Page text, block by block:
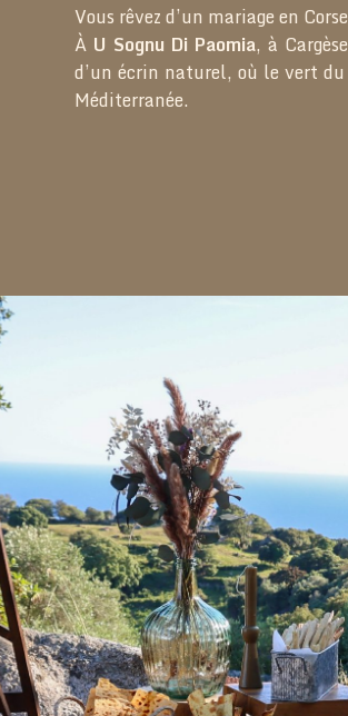
Vous rêvez d’un mariage en
À U Sognu Di Paomia, à
d’un écrin naturel, où le vert
Méditerranée.